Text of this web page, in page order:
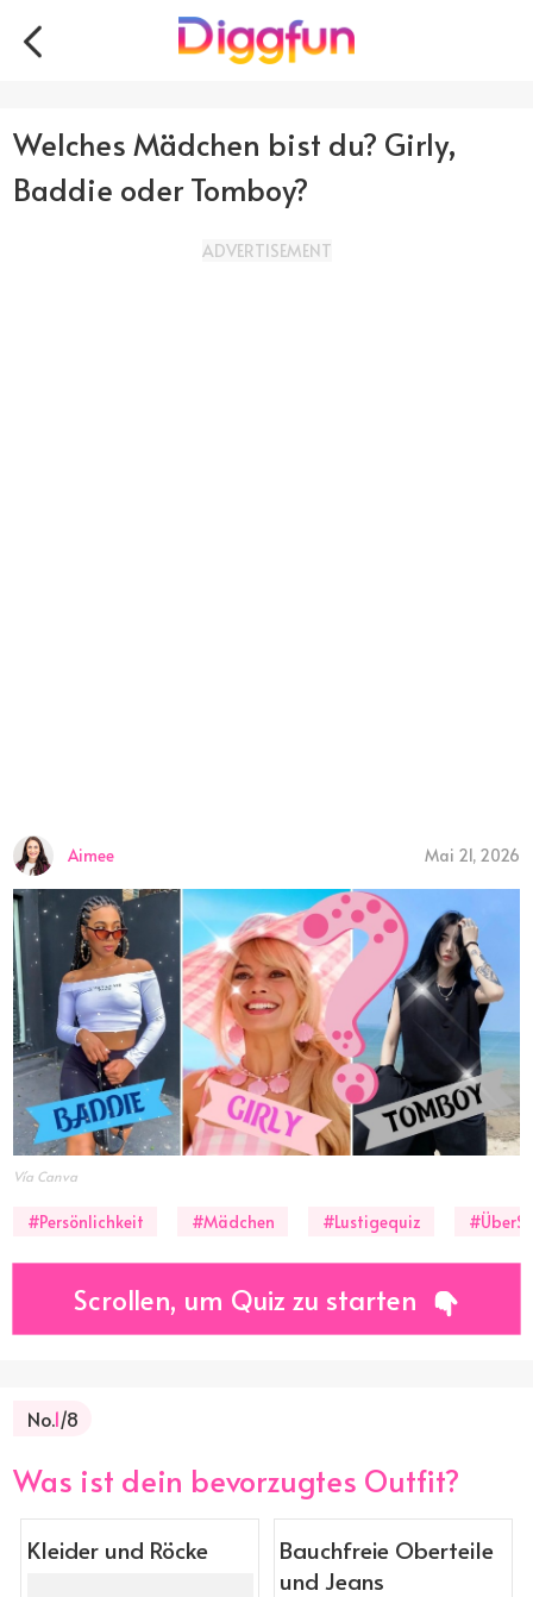
Welches Mädchen bist du? Girly,
Baddie oder Tomboy?
ADVERTISEMENT
Aimee Mai 21, 2026
Vía Canva
#Persönlichkeit #Mädchen #Lustigequiz
Scrollen, um Quiz zu starten
No.1/8
Was ist dein bevorzugtes Outfit?
Kleider und Röcke
Bauchfreie Oberteile
und Jeans